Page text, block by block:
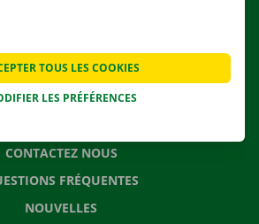
DE DÉMÉNAGEMENT
CONTACTEZ NOUS
FRÉQUENTES
NOUVELLES
LES PRÉFÉRENCES
TOUS LES COOKIES